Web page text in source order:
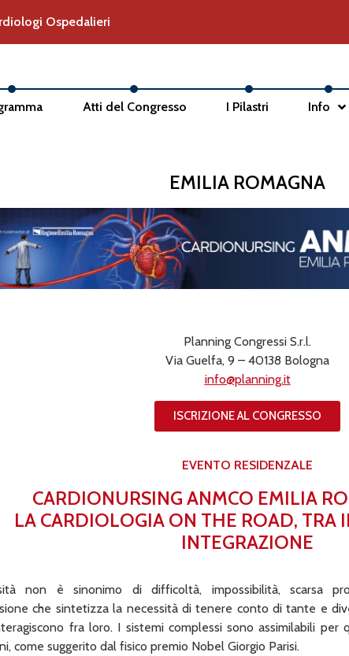
Ospedalieri
Atti del Congresso I Pilastri Info
EMILIA ROMAGNA
Planning Congressi S.r.l.
Via Guelfa, 9 – 40138 Bologna
info@planning.it
ISCRIZIONE AL CONGRESSO
EVENTO RESIDENZALE
CARDIONURSING ANMCO EMILIA
LA CARDIOLOGIA ON THE ROAD, TRA
INTEGRAZIONE
non è sinonimo di difficoltà, impossibilità, scarsa
che sintetizza la necessità di tenere conto di tante e
fra loro. I sistemi complessi sono assimilabili per
come suggerito dal fisico premio Nobel Giorgio Parisi.